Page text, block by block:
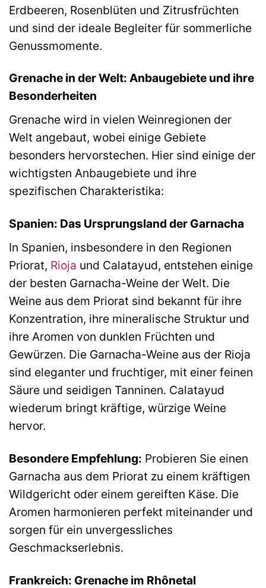
Erdbeeren, Rosenblüten und Zitrusfrüchten
und sind der ideale Begleiter für sommerliche
Genussmomente.
Grenache in der Welt: Anbaugebiete und ihre
Besonderheiten
Grenache wird in vielen Weinregionen der
Welt angebaut, wobei einige Gebiete
besonders hervorstechen. Hier sind einige der
wichtigsten Anbaugebiete und ihre
spezifischen Charakteristika:
Spanien: Das Ursprungsland der Garnacha
In Spanien, insbesondere in den Regionen
Priorat, Rioja und Calatayud, entstehen einige
der besten Garnacha-Weine der Welt. Die
Weine aus dem Priorat sind bekannt für ihre
Konzentration, ihre mineralische Struktur und
ihre Aromen von dunklen Früchten und
Gewürzen. Die Garnacha-Weine aus der Rioja
sind eleganter und fruchtiger, mit einer feinen
Säure und seidigen Tanninen. Calatayud
wiederum bringt kräftige, würzige Weine
hervor.
Besondere Empfehlung: Probieren Sie einen
Garnacha aus dem Priorat zu einem kräftigen
Wildgericht oder einem gereiften Käse. Die
Aromen harmonieren perfekt miteinander und
sorgen für ein unvergessliches
Geschmackserlebnis.
Frankreich: Grenache im Rhônetal